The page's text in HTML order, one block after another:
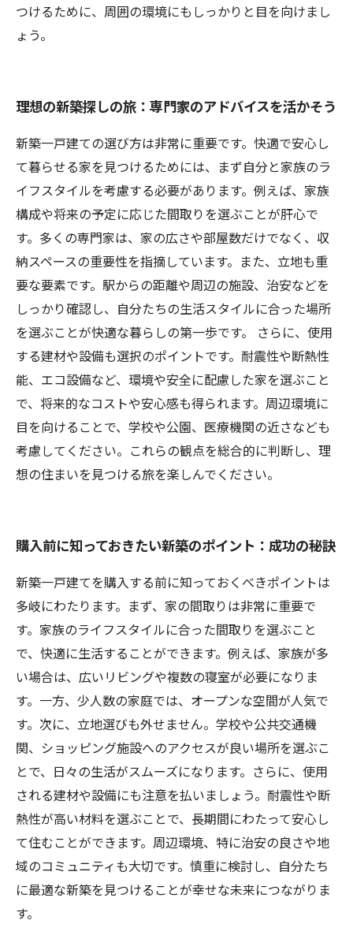
つけるために、周囲の環境にもしっかりと目を向けまし
ょう。
理想の新築探しの旅：専門家のアドバイスを活かそう
新築一戸建ての選び方は非常に重要です。快適で安心し
て暮らせる家を見つけるためには、まず自分と家族のラ
イフスタイルを考慮する必要があります。例えば、家族
構成や将来の予定に応じた間取りを選ぶことが肝心で
す。多くの専門家は、家の広さや部屋数だけでなく、収
納スペースの重要性を指摘しています。また、立地も重
要な要素です。駅からの距離や周辺の施設、治安などを
しっかり確認し、自分たちの生活スタイルに合った場所
を選ぶことが快適な暮らしの第一歩です。 さらに、使用
する建材や設備も選択のポイントです。耐震性や断熱性
能、エコ設備など、環境や安全に配慮した家を選ぶこと
で、将来的なコストや安心感も得られます。周辺環境に
目を向けることで、学校や公園、医療機関の近さなども
考慮してください。これらの観点を総合的に判断し、理
想の住まいを見つける旅を楽しんでください。
購入前に知っておきたい新築のポイント：成功の秘訣
新築一戸建てを購入する前に知っておくべきポイントは
多岐にわたります。まず、家の間取りは非常に重要で
す。家族のライフスタイルに合った間取りを選ぶこと
で、快適に生活することができます。例えば、家族が多
い場合は、広いリビングや複数の寝室が必要になりま
す。一方、少人数の家庭では、オープンな空間が人気で
す。次に、立地選びも外せません。学校や公共交通機
関、ショッピング施設へのアクセスが良い場所を選ぶこ
とで、日々の生活がスムーズになります。さらに、使用
される建材や設備にも注意を払いましょう。耐震性や断
熱性が高い材料を選ぶことで、長期間にわたって安心し
て住むことができます。周辺環境、特に治安の良さや地
域のコミュニティも大切です。慎重に検討し、自分たち
に最適な新築を見つけることが幸せな未来につながりま
す。